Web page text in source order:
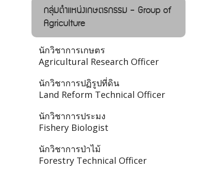
กลุ่มตำแหน่งเกษตรกรรม - Group of
Agriculture
นักวิชาการเกษตร
Agricultural Research Officer
นักวิชาการปฏิรูปที่ดิน
Land Reform Technical Officer
นักวิชาการประมง
Fishery Biologist
นักวิชาการป่าไม้
Forestry Technical Officer